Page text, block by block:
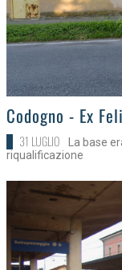
>
Codogno - Ex
31 LUGLIO
La base
riqualificazione